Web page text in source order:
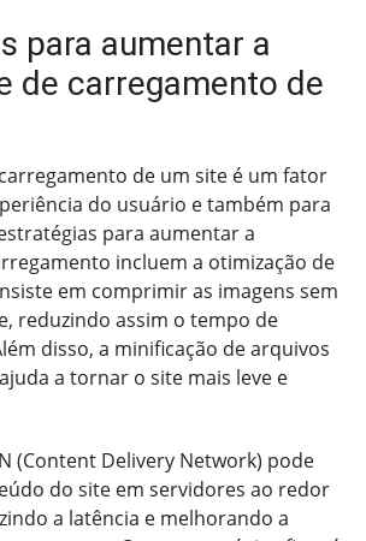
para aumentar a
de carregamento de
de um site é um fator
do usuário e também para
para aumentar a
incluem a otimização de
em comprimir as imagens sem
reduzindo assim o tempo de
disso, a minificação de arquivos
ajuda a tornar o site mais leve e
(Content Delivery Network) pode
do site em servidores ao redor
a latência e melhorando a